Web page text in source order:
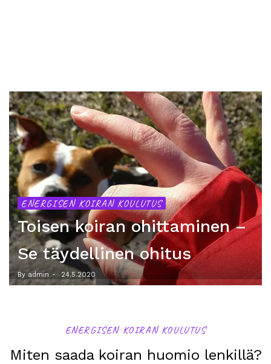
KOIRAN ENERGIAN PURKAMINEN
Miten aktivoida koiraa – 4
kohdan muistilista
By admin - 9.3.2020
ENERGISEN KOIRAN KOULUTUS
Miten saada koiran huomio lenkillä?